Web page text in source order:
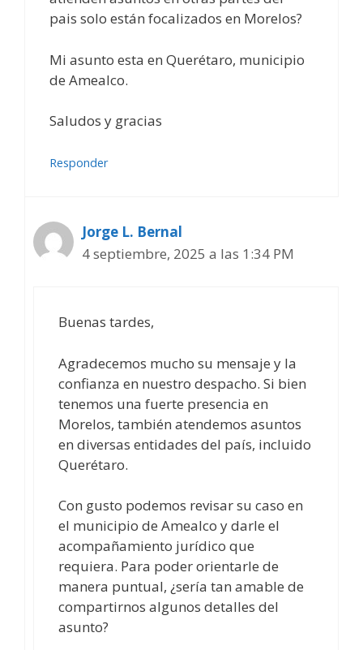
pais solo están focalizados en Morelos?
Mi asunto esta en Querétaro, municipio
de Amealco.
Saludos y gracias
Responder
Jorge L. Bernal
4 septiembre, 2025 a las 1:34 PM
Buenas tardes,
Agradecemos mucho su mensaje y la
confianza en nuestro despacho. Si bien
tenemos una fuerte presencia en
Morelos, también atendemos asuntos
en diversas entidades del país, incluido
Querétaro.
Con gusto podemos revisar su caso en
el municipio de Amealco y darle el
acompañamiento jurídico que
requiera. Para poder orientarle de
manera puntual, ¿sería tan amable de
compartirnos algunos detalles del
asunto?